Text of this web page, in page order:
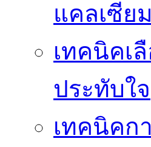
แคลเซียม
เทคนิคเ
ประทับใจ
เทคนิคก